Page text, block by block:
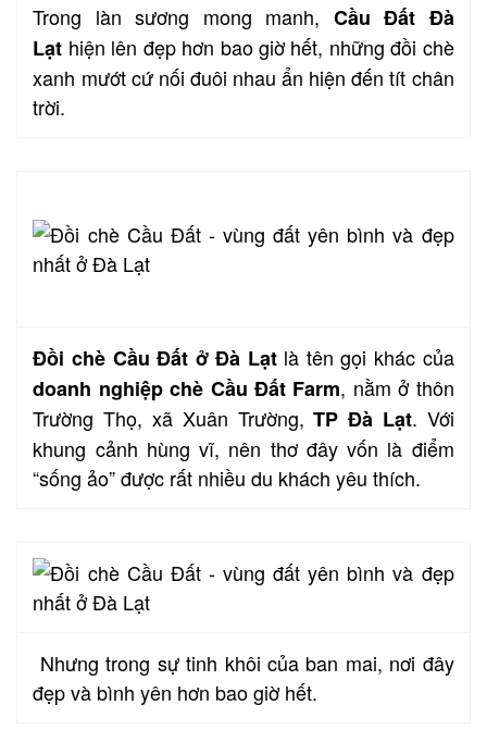
Trong làn sương mong manh, Cầu Đất Đà
Lạt hiện lên đẹp hơn bao giờ hết, những đồi chè
xanh mướt cứ nối đuôi nhau ẩn hiện đến tít chân
trời.
Đồi chè Cầu Đất ở Đà Lạtlà tên gọi khác của
doanh nghiệp chè Cầu Đất Farm, nằm ở thôn
Trường Thọ, xã Xuân Trường,TP Đà Lạt. Với
khung cảnh hùng vĩ, nên thơ đây vốn là điểm
“sống ảo” được rất nhiều du khách yêu thích.
Nhưng trong sự tinh khôi của ban mai, nơi đây
đẹp và bình yên hơn bao giờ hết.